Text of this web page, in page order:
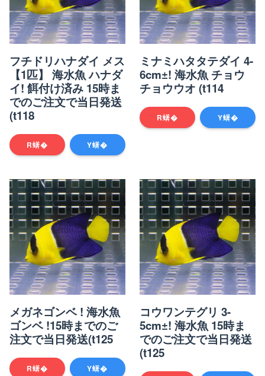
フチドリハナダイ メス
【1匹】 海水魚 ハナダ
イ! 餌付け済み 15時ま
でのご注文で当日発送
(t118
R蠎� Y蠎�
ミナミハタタテダイ 4-
6cm±! 海水魚 チョウ
チョウウオ (t114
R蠎� Y蠎�
メガネゴンベ ! 海水魚
ゴンベ !15時までのご
注文で当日発送(t125
R蠎� Y蠎�
コウワンテグリ 3-
5cm±! 海水魚 15時ま
でのご注文で当日発送
(t125